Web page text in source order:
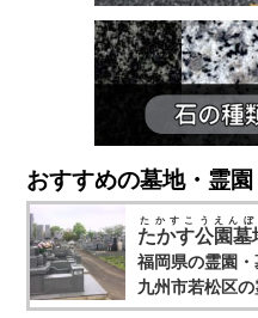
管理するとともに個人情報
止するため、必要かつ適正
します。
7.個人情報の開示・訂正
当サイトは、本人が個人情
止・消去などを求める権利
様相談窓口を設置して、こ
したがって速やかに対応しま
上記に関するお問い合わせ
わせフォームをご利用の上
その際、お問い合わせ内容
であることを明記（開示・
おすすめの墓地・霊園
たかす公園墓
たかすこうえんぼ
福岡県の霊園・
九州市若松区